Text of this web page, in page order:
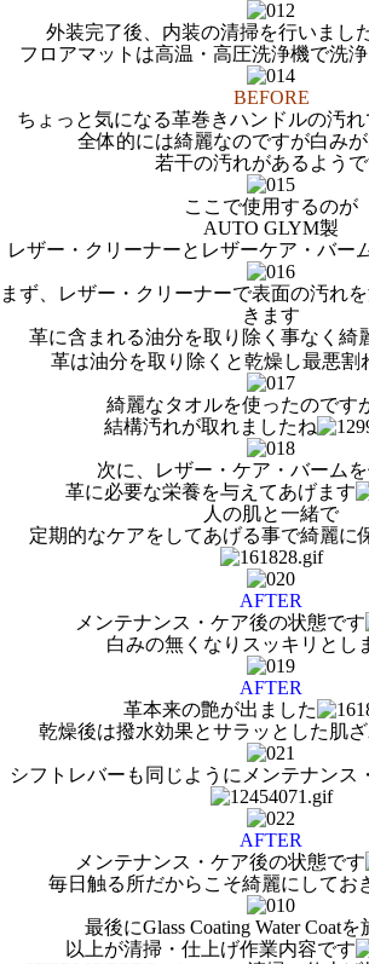
外装完了後、内装の清掃を行いまし
フロアマットは高温・高圧洗浄機で洗
BEFORE
ちょっと気になる革巻きハンドルの汚れ
全体的には綺麗なのですが白み
若干の汚れがあるよう
ここで使用するのが
AUTO GLYM製
レザー・クリーナーとレザーケア・バー
まず、レザー・クリーナーで表面の汚れ
きます
革に含まれる油分を取り除く事なく綺
革は油分を取り除くと乾燥し最悪割
綺麗なタオルを使ったのです
結構汚れが取れましたね
次に、レザー・ケア・バーム
革に必要な栄養を与えてあげます
人の肌と一緒で
定期的なケアをしてあげる事で綺麗に
AFTER
メンテナンス・ケア後の状態です
白みの無くなりスッキリとし
AFTER
革本来の艶が出ました
乾燥後は撥水効果とサラッとした肌
シフトレバーも同じようにメンテナンス
AFTER
メンテナンス・ケア後の状態です
毎日触る所だからこそ綺麗にしてお
最後にGlass Coating Water Coat
以上が清掃・仕上げ作業内容です